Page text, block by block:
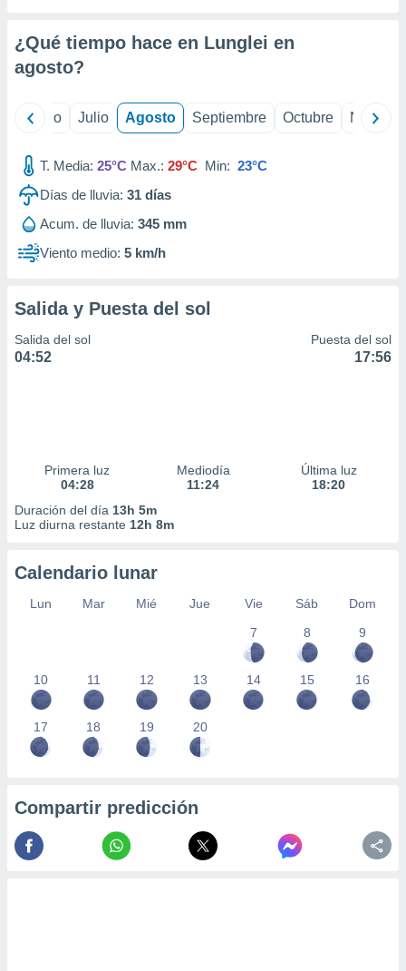
e
de
¿Qué tiempo hace en Lunglei en
agosto?
Junio Julio Agosto Septiembre Octubre
T. Media: 25°C Max.: 29°C Min: 23°C
Días de lluvia: 31 días
Acum. de lluvia: 345 mm
Viento medio: 5 km/h
Salida y Puesta del sol
Salida del sol
04:52
Puesta del sol
17:56
Primera luz
04:28
Mediodía
11:24
Última luz
18:20
Duración del día 13h 5m
Luz diurna restante 12h 8m
Calendario lunar
Lun Mar Mié Jue Vie Sáb
Dom
7
8 9
10 11 12 13 14 15 16
17 18 19 20
Compartir predicción